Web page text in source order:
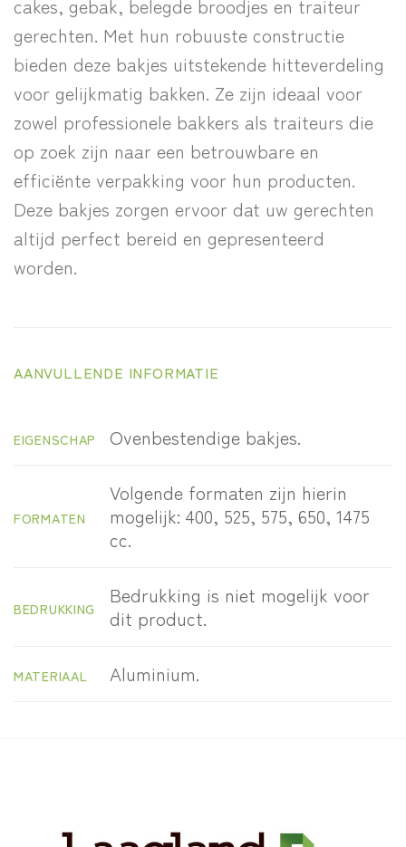
cakes, gebak, belegde broodjes en traiteur
gerechten. Met hun robuuste constructie
bieden deze bakjes uitstekende hitteverdeling
voor gelijkmatig bakken. Ze zijn ideaal voor
zowel professionele bakkers als traiteurs die
op zoek zijn naar een betrouwbare en
efficiënte verpakking voor hun producten.
Deze bakjes zorgen ervoor dat uw gerechten
altijd perfect bereid en gepresenteerd
worden.
AANVULLENDE INFORMATIE
EIGENSCHAP Ovenbestendige bakjes.
FORMATEN
Volgende formaten zijn hierin
mogelijk: 400, 525, 575, 650, 1475
cc.
BEDRUKKING
Bedrukking is niet mogelijk voor
dit product.
MATERIAAL Aluminium.